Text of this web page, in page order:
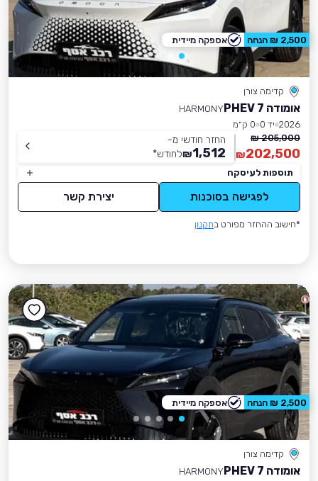
קדימה צורן
אומודה 7 PHEV
HARMONY
2026 יד 0
0 ק״מ
205,000 ₪
202,500
₪
החזר חודשי מ-
1,512
₪לחודש*
תוספות לעיסקה
לפגישה בסוכנות יצירת קשר
*חישוב ההחזר מפורט בתקנון
2,500 ₪ הנחה אספקה מיידית
קדימה צורן
אומודה 7 PHEV
HARMONY
2,500 ₪ הנחה אספקה מיידית